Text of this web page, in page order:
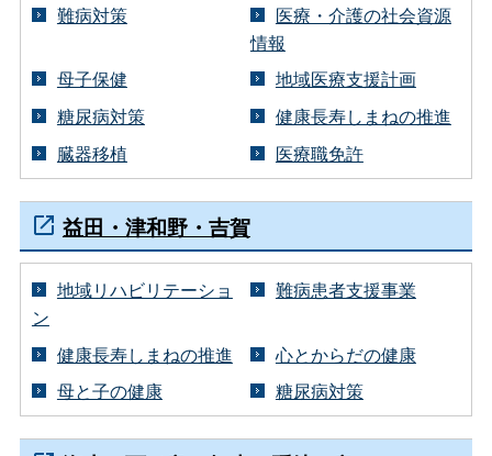
難病対策
医療・介護の社会資源
情報
母子保健
地域医療支援計画
糖尿病対策
健康長寿しまねの推進
臓器移植
医療職免許
益田・津和野・吉賀
地域リハビリテーショ
ン
難病患者支援事業
健康長寿しまねの推進
心とからだの健康
母と子の健康
糖尿病対策